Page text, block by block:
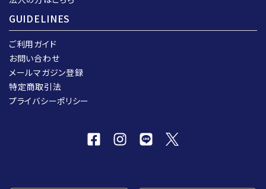
GUIDELINES
ご利用ガイド
お問い合わせ
メールマガジン登録
特定商取引法
プライバシーポリシー